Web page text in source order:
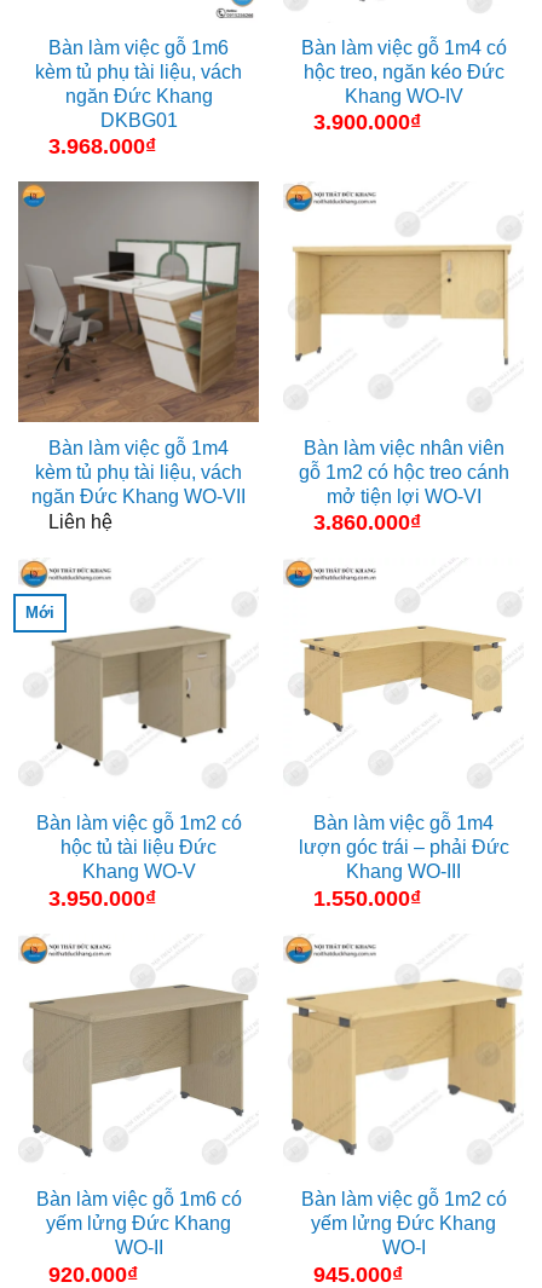
Bàn làm việc gỗ 1m6
kèm tủ phụ tài liệu, vách
ngăn Đức Khang
DKBG01
3.968.000₫
Bàn làm việc gỗ 1m4 có
hộc treo, ngăn kéo Đức
Khang WO-IV
3.900.000₫
Bàn làm việc gỗ 1m4
kèm tủ phụ tài liệu, vách
ngăn Đức Khang WO-VII
Liên hệ
Bàn làm việc nhân viên
gỗ 1m2 có hộc treo cánh
mở tiện lợi WO-VI
3.860.000₫
Mới
Bàn làm việc gỗ 1m2 có
hộc tủ tài liệu Đức
Khang WO-V
3.950.000₫
Bàn làm việc gỗ 1m4
lượn góc trái – phải Đức
Khang WO-III
1.550.000₫
Bàn làm việc gỗ 1m6 có
yếm lửng Đức Khang
WO-II
920.000₫
Bàn làm việc gỗ 1m2 có
yếm lửng Đức Khang
WO-I
945.000₫